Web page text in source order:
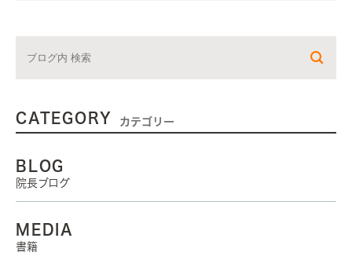
CATEGORY カテゴリー
BLOG
院長ブログ
MEDIA
書籍